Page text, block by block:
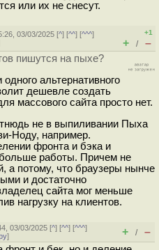
или их не снесут.
03/03/2025 [^] [^^] [^^^]
+1
+ / –
пишутся на пыхе?
альтернативного
дешевле создать
массового сайта просто нет.
не в выпиливании Пыха
Ноду, например.
фронта и бэка и
работы. Причем не
а потому, что браузеры нынче
и достаточно
сайта мог меньше
нагрузку на клиентов.
03/03/2025 [^] [^^] [^^^]
] + / –